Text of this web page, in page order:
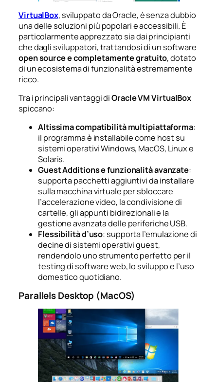
VirtualBox, sviluppato da Oracle, è senza dubbio
una delle soluzioni più popolari e accessibili. È
particolarmente apprezzato sia dai principianti
che dagli sviluppatori, trattandosi di un software
open source e completamente gratuito, dotato
di un ecosistema di funzionalità estremamente
ricco.
Tra i principali vantaggi diOracle VM VirtualBox
spiccano:
Altissima compatibilità multipiattaforma:
il programma è installabile come host su
sistemi operativi Windows, MacOS, Linux e
Solaris.
Guest Additions e funzionalità avanzate:
supporta pacchetti aggiuntivi da installare
sulla macchina virtuale per sbloccare
l’accelerazione video, la condivisione di
cartelle, gli appunti bidirezionali e la
gestione avanzata delle periferiche USB.
Flessibilità d’uso: supporta l’emulazione di
decine di sistemi operativiguest,
rendendolo uno strumento perfetto per il
testing di software web, lo sviluppo e l’uso
domestico quotidiano.
Parallels Desktop (MacOS)